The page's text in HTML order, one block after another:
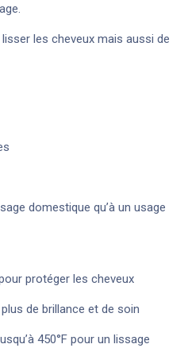
les cheveux mais aussi de
domestique qu’à un usage
protéger les cheveux
de brillance et de soin
450°F pour un lissage